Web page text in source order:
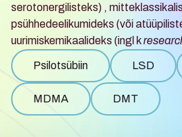
serotonergilisteks) ,
psühhedeelikumideks (või
uurimiskemikaalideks (ingl k
Psilotsübiin
LSD
MDMA
DMT